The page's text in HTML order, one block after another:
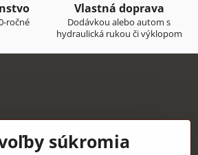
ročné
Vlastná doprava
Dodávkou alebo autom s
hydraulická rukou či výklopom
súkromia